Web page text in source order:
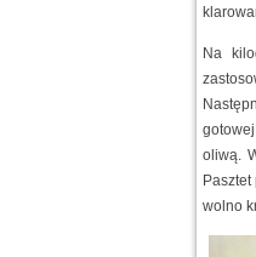
Na
oliwą.
wolno